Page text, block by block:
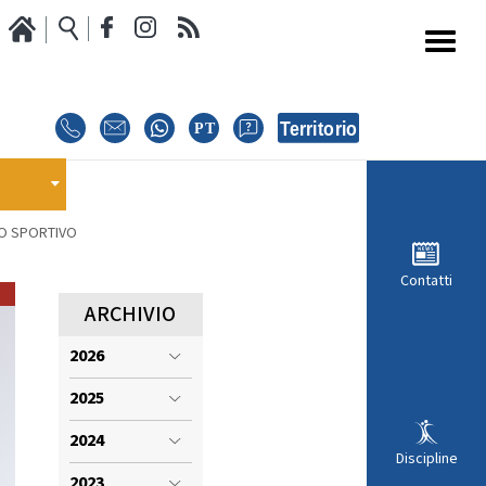
Contatti
Discipline
SPORTIVO
MODULISTICA RICHIESTA COMPETIZIONI
ISCRIZIONE COMPETIZIONI
INTERNAZIONALI
REGOLAMENTI E COMUNICAZIONI
ARCHIVIO
2026
2025
2024